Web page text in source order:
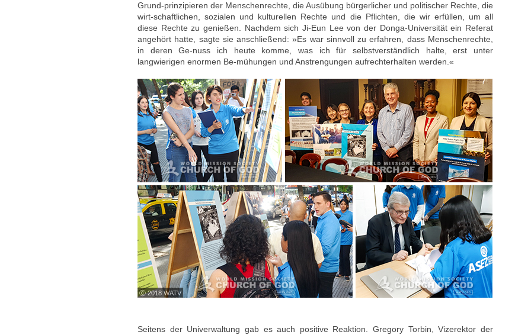
Grund-prinzipieren der Menschenrechte, die Ausübung bürgerlicher und politischer Rechte, die
wirt-schaftlichen, sozialen und kulturellen Rechte und die Pflichten, die wir erfüllen, um all
diese Rechte zu genießen. Nachdem sich Ji-Eun Lee von der Donga-Universität ein Referat
angehört hatte, sagte sie anschließend: »Es war sinnvoll zu erfahren, dass Menschenrechte,
in deren Ge-nuss ich heute komme, was ich für selbstverständlich halte, erst unter
langwierigen enormen Be-mühungen und Anstrengungen aufrechterhalten werden.«
ⓒ 2018 WATV
Seitens der Univerwaltung gab es auch positive Reaktion. Gregory Torbin, Vizerektor der